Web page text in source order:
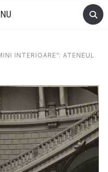
INTERIOARE”: ATENEUL